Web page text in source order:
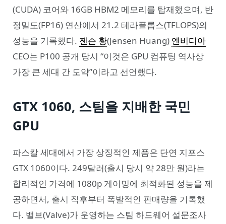
(CUDA) 코어와 16GB HBM2 메모리를 탑재했으며, 반
정밀도(FP16) 연산에서 21.2 테라플롭스(TFLOPS)의
성능을 기록했다. 젠슨 황(Jensen Huang) 엔비디아
CEO는 P100 공개 당시 “이것은 GPU 컴퓨팅 역사상
가장 큰 세대 간 도약”이라고 선언했다.
GTX 1060, 스팀을 지배한 국민
GPU
파스칼 세대에서 가장 상징적인 제품은 단연 지포스
GTX 1060이다. 249달러(출시 당시 약 28만 원)라는
합리적인 가격에 1080p 게이밍에 최적화된 성능을 제
공하면서, 출시 직후부터 폭발적인 판매량을 기록했
다. 밸브(Valve)가 운영하는 스팀 하드웨어 설문조사